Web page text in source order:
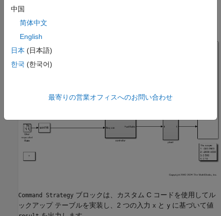
controller
す。
Command Strategy ブロックは、カスタム C コードを使用してル
ックアップ テーブルを実装し、2 つの入力 x と y に基づいて値
中国
简体中文
English
日本 (日本語)
한국 (한국어)
最寄りの営業オフィスへのお問い合わせ